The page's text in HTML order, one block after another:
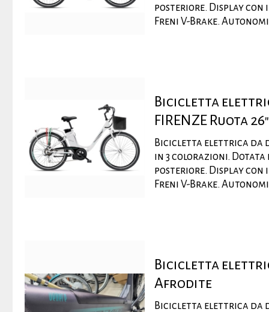
posteriore. Display
Freni V-Brake.
Bicicletta
FIRENZE Ruota 26"
Bicicletta elettrica da
in 3 colorazioni. Dotata
posteriore. Display
Freni V-Brake.
Bicicletta
Afrodite
Bicicletta elettrica da